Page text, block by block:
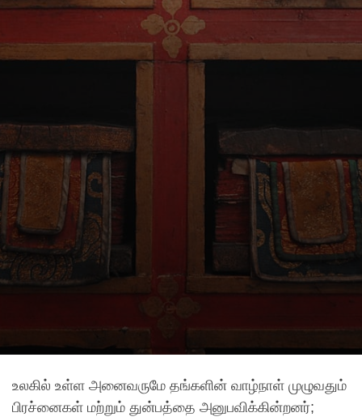
உலகில் உள்ள அனைவருமே தங்களின் வாழ்நாள் முழுவதும்
பிரச்னைகள் மற்றும் துன்பத்தை அனுபவிக்கின்றனர்;